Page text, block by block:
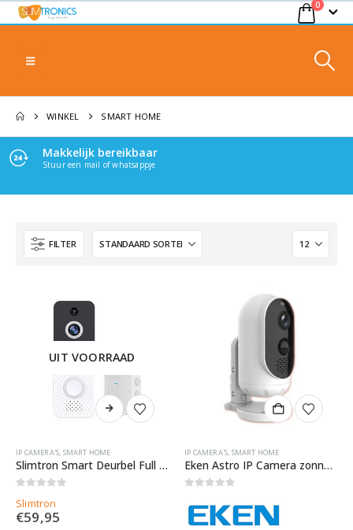
0
WINKEL SMART HOME
Makkelijk bereikbaar
Stuur een mail of whatsappje
FILTER
UIT VOORRAAD
IP CAMERA'S, SMART HOME
Slimtron Smart Deurbel Full HD
Slimtron
€59,95
IP CAMERA'S, SMART HOME
Eken Astro IP Camera zonnepaneel